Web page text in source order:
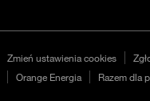
Zmień ustawienia cookies
Orange Energia Razem dla